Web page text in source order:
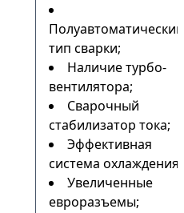
Полуавтоматический
тип сварки;
Наличие турбо-
вентилятора;
Сварочный
стабилизатор тока;
Эффективная
система охлаждения;
Увеличенные
евроразъемы;